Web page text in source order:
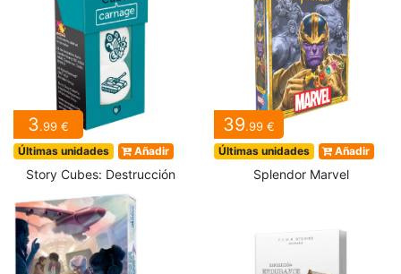
3.99 €
Últimas unidades Añadir
Story Cubes: Destrucción
39.99 €
Últimas unidades Añadir
Splendor Marvel